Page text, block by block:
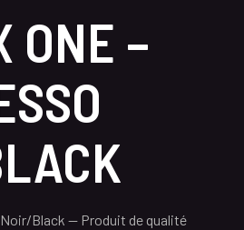
ONE –
Noir/Black — Produit de qualité